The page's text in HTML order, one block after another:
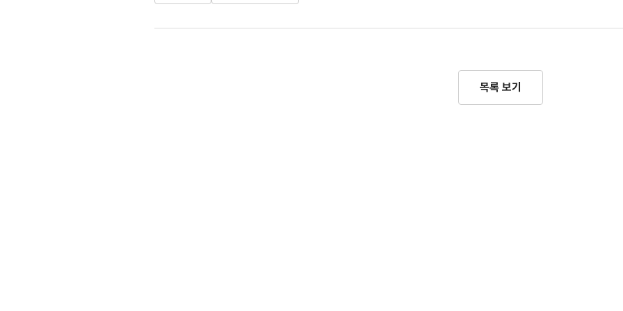
목록 보기